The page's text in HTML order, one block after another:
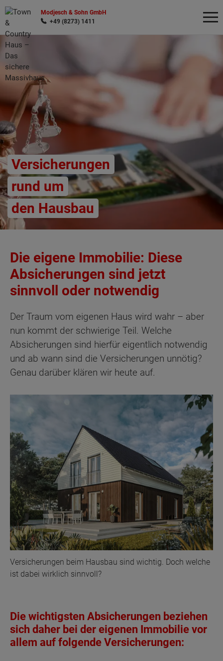
Modjesch & Sohn GmbH
+49 (8273) 1411
Versicherungen
rund um
den Hausbau
Die eigene Immobilie: Diese
Absicherungen sind jetzt
sinnvoll oder notwendig
Versicherungen beim Hausbau sind wichtig. Doch welche
ist dabei wirklich sinnvoll?
Der Traum vom eigenen Haus wird wahr – aber
nun kommt der schwierige Teil. Welche
Absicherungen sind hierfür eigentlich notwendig
und ab wann sind die Versicherungen unnötig?
Genau darüber klären wir heute auf.
Die wichtigsten Absicherungen beziehen
sich daher bei der eigenen Immobilie vor
allem auf folgende Versicherungen:
Wonach möchten Sie suchen?